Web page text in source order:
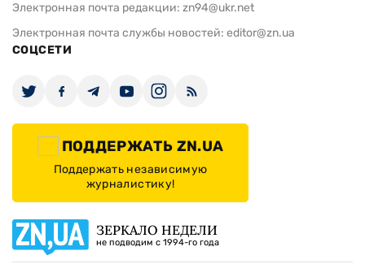
Электронная почта редакции: zn94@ukr.net
Электронная почта службы новостей: editor@zn.ua
СОЦСЕТИ
ПОДДЕРЖАТЬ ZN.UA
Поддержать независимую
журналистику!
ЗЕРКАЛО НЕДЕЛИ
не подводим с 1994-го года